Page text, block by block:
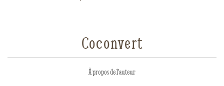
Coconvert
À propos de l'auteur